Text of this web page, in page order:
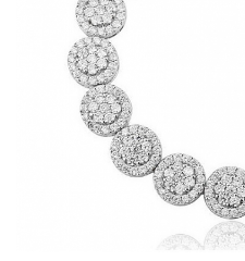
Reduceri
Cele mai noi
Cele mai vandute
Cele mai votate